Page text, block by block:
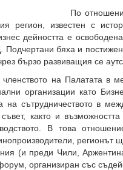
По
регион, известен с
дейността е
бяха и
бързо развиващия се
на Палатата в
организации като
на сътрудничеството в
съвет, както и
В това
регионът
(и преди Чили,
организиран със